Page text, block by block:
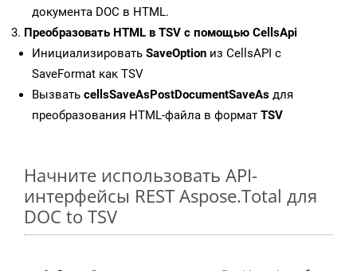
документа DOC в HTML.
Преобразовать HTML в TSV с помощью CellsApi
Инициализировать SaveOption из CellsAPI с
SaveFormat как TSV
Вызвать cellsSaveAsPostDocumentSaveAs для
преобразования HTML-файла в формат TSV
Начните использовать API-
интерфейсы REST Aspose.Total для
DOC to TSV